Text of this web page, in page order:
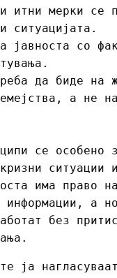
итни мерки се
ситуацијата.
јавноста со
да биде на
а не
се особено
ситуации
има право
информации, а
без
ја